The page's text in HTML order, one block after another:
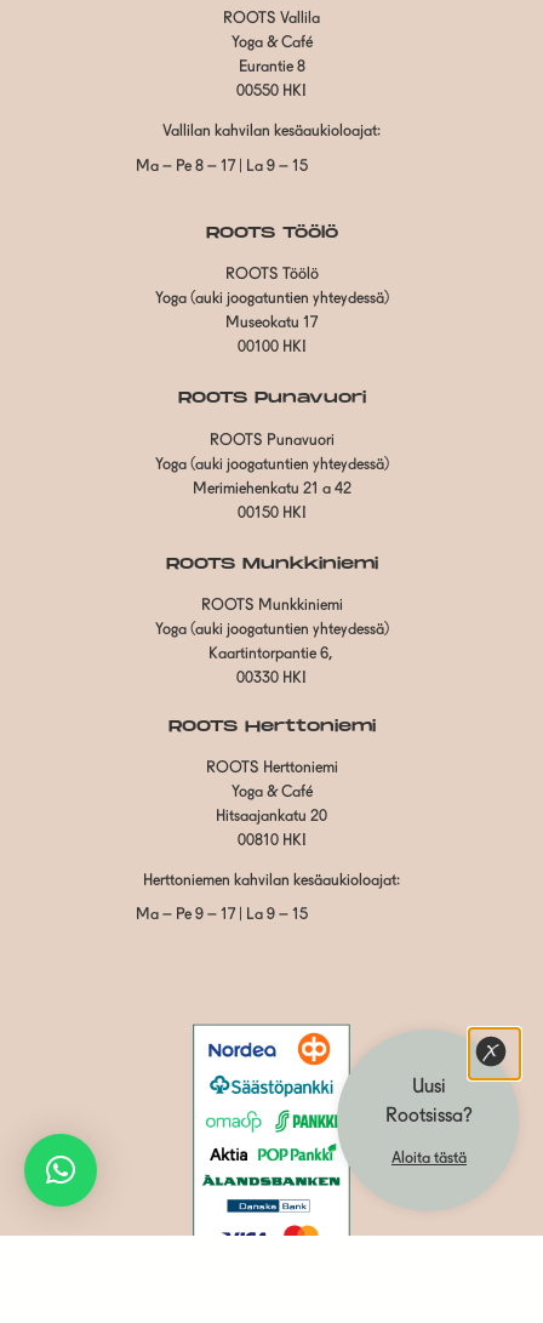
ROOTS Vallila
Yoga & Café
Eurantie 8
00550 HKI
Vallilan kahvilan kesäaukioloajat:
Ma – Pe 8 – 17 | La 9 – 15
ROOTS Töölö
ROOTS Töölö
Yoga (auki joogatuntien yhteydessä)
Museokatu 17
00100 HKI
ROOTS Punavuori
ROOTS Punavuori
Yoga (auki joogatuntien yhteydessä)
Merimiehenkatu 21 a 42
00150 HKI
ROOTS Munkkiniemi
ROOTS Munkkiniemi
Yoga (auki joogatuntien yhteydessä)
Kaartintorpantie 6,
00330 HKI
ROOTS Herttoniemi
ROOTS Herttoniemi
Yoga & Café
Hitsaajankatu 20
00810 HKI
Herttoniemen kahvilan kesäaukioloajat:
Ma – Pe 9 – 17 | La 9 – 15
Uusi
Rootsissa?
Aloita tästä